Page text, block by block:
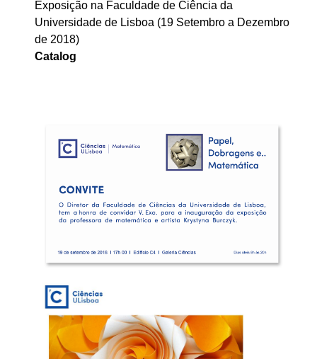
Exposição na Faculdade de Ciência da
Universidade de Lisboa (19 Setembro a Dezembro
de 2018)
Catalog